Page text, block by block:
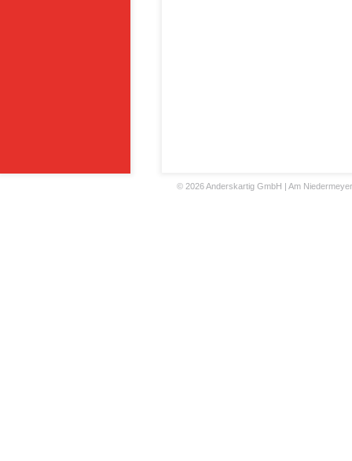
© 2026 Anderskartig GmbH | Am